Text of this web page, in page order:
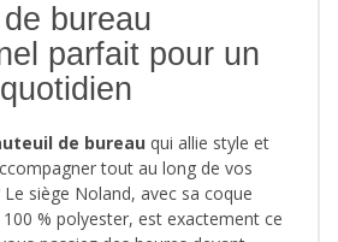
bureau
parfait pour un
de bureau qui allie style et
tout au long de vos
siège Noland, avec sa coque
% polyester, est exactement ce